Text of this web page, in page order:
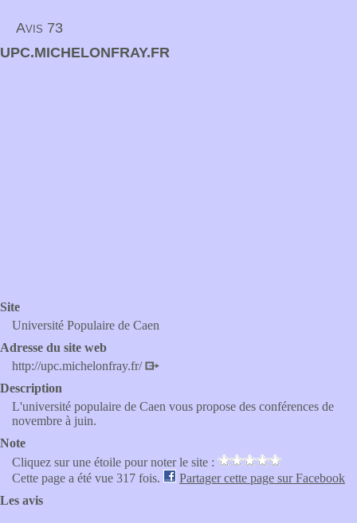
Avis 73
UPC.MICHELONFRAY.FR
Site
Université Populaire de Caen
Adresse du site web
http://upc.michelonfray.fr/
Description
L'université populaire de Caen vous propose des conférences de
novembre à juin.
Note
Cliquez sur une étoile pour noter le site :
Cette page a été vue 317 fois.
Partager cette page sur Facebook
Les avis